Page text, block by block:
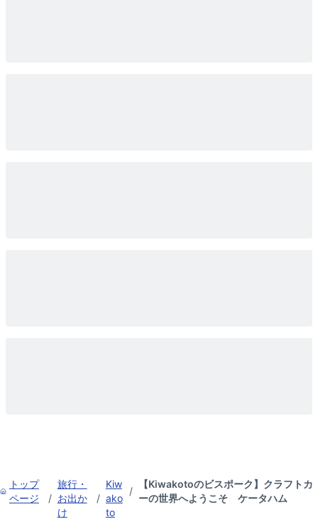
トップ
ページ
/
旅行・
お出か
け
/
Kiw
ako
to
/
【Kiwakotoのビスポーク】クラフトカ
ーの世界へようこそ ケータハム